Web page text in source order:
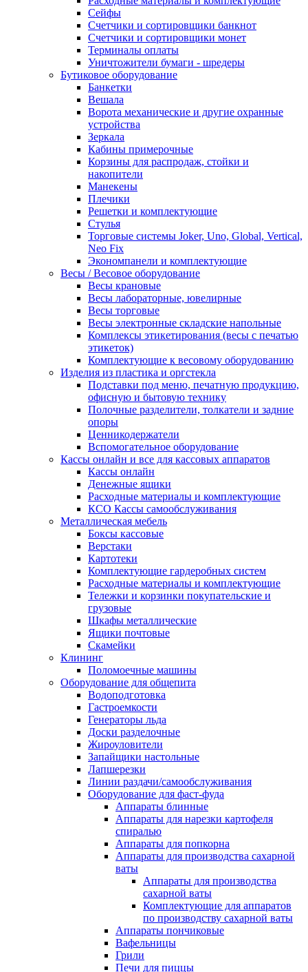
Сейфы
Счетчики и сортировщики банкнот
Счетчики и сортировщики монет
Терминалы оплаты
Уничтожители бумаги - шредеры
Бутиковое оборудование
Банкетки
Вешала
Ворота механические и другие охранные
устройства
Зеркала
Кабины примерочные
Корзины для распродаж, стойки и
накопители
Манекены
Плечики
Решетки и комплектующие
Стулья
Торговые системы Joker, Uno, Global, Vertical,
Neo Fix
Экономпанели и комплектующие
Весы / Весовое оборудование
Весы крановые
Весы лабораторные, ювелирные
Весы торговые
Весы электронные складские напольные
Комплексы этикетирования (весы с печатью
этикеток)
Комплектующие к весовому оборудованию
Изделия из пластика и оргстекла
Подставки под меню, печатную продукцию,
офисную и бытовую технику
Полочные разделители, толкатели и задние
опоры
Ценникодержатели
Вспомогательное оборудование
Кассы онлайн и все для кассовых аппаратов
Кассы онлайн
Денежные ящики
Расходные материалы и комплектующие
КСО Кассы самообслуживания
Металлическая мебель
Боксы кассовые
Верстаки
Картотеки
Комплектующие гардеробных систем
Расходные материалы и комплектующие
Тележки и корзинки покупательские и
грузовые
Шкафы металлические
Ящики почтовые
Скамейки
Клининг
Поломоечные машины
Оборудование для общепита
Водоподготовка
Гастроемкости
Генераторы льда
Доски разделочные
Жироуловители
Запайщики настольные
Лапшерезки
Линии раздачи/самообслуживания
Оборудование для фаст-фуда
Аппараты блинные
Аппараты для нарезки картофеля
спиралью
Аппараты для попкорна
Аппараты для производства сахарной
ваты
Аппараты для производства
сахарной ваты
Комплектующие для аппаратов
по производству сахарной ваты
Аппараты пончиковые
Вафельницы
Грили
Печи для пиццы